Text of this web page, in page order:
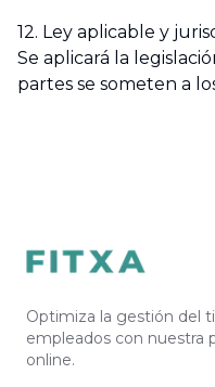
12. Ley aplicable y
Se aplicará la
partes se someten a
Optimiza la gestión del
empleados con nuestra
online.